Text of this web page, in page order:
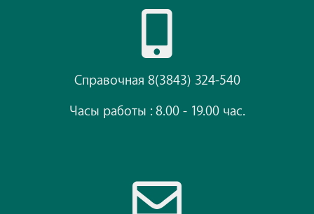
Справочная 8(3843) 324-540
Часы работы : 8.00 - 19.00 час.